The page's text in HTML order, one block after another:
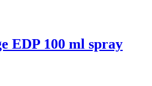
EDP 100 ml spray